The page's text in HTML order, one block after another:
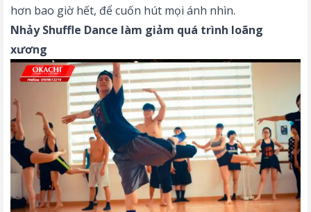
hơn bao giờ hết, để cuốn hút mọi ánh nhìn.
Nhảy Shuffle Dance làm giảm quá trình loãng
xương